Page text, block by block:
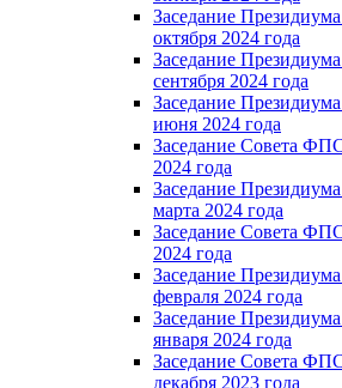
Заседание
октября 2024 года
Заседание
сентября 2024 года
Заседание
июня 2024 года
Заседание Совета
2024 года
Заседание
марта 2024 года
Заседание Совета
2024 года
Заседание
февраля 2024 года
Заседание
января 2024 года
Заседание Совета
декабря 2023 года